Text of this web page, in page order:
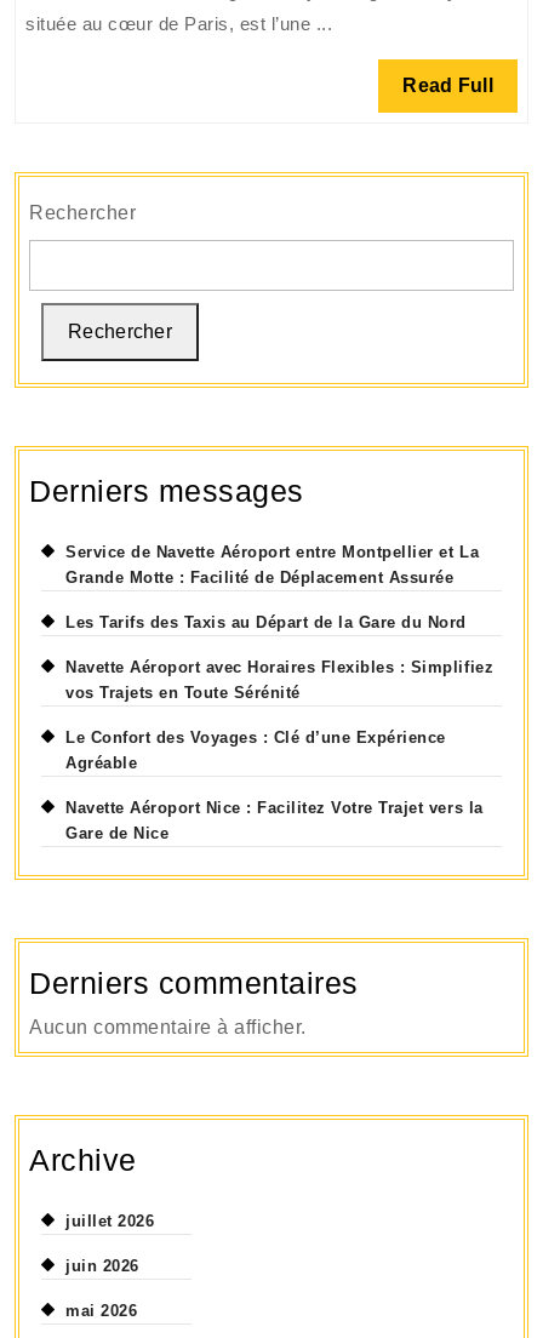
:
Planifiez
située au cœur de Paris, est l’une ...
Read Full
Full
Rechercher
Rechercher
Derniers messages
Service de Navette Aéroport entre Montpellier et La
Grande Motte : Facilité de Déplacement Assurée
Les Tarifs des Taxis au Départ de la Gare du Nord
Navette Aéroport avec Horaires Flexibles : Simplifiez
vos Trajets en Toute Sérénité
Le Confort des Voyages : Clé d’une Expérience
Agréable
Navette Aéroport Nice : Facilitez Votre Trajet vers la
Gare de Nice
Derniers commentaires
Aucun commentaire à afficher.
Archive
juillet 2026
juin 2026
mai 2026